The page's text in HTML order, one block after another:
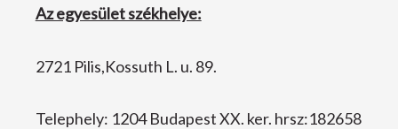
Az egyesület székhelye:
2721 Pilis,Kossuth L. u. 89.
Telephely: 1204 Budapest XX. ker. hrsz:182658